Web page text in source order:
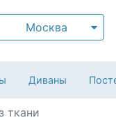
Москва
Диваны
ткани